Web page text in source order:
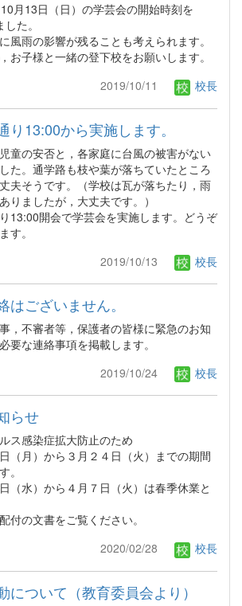
月13日（日）の学芸会の開始時刻を
た。
風雨の影響が残ることも考えられます。
お子様と一緒の登下校をお願いします。
2019/10/11 校長
り13:00から実施します。
童の安否と，各家庭に台風の被害がない
た。通学路も枝や葉が落ちていたところ
夫そうです。（学校は瓦が落ちたり，雨
りましたが，大丈夫です。）
13:00開会で学芸会を実施します。どうぞ
す。
2019/10/13 校長
はございません。
，不審者等，保護者の皆様に緊急のお知
要な連絡事項を掲載します。
2019/10/24 校長
らせ
ス感染症拡大防止のため
（月）から３月２４日（火）までの期間
。
（水）から４月７日（火）は春季休業と
付の文書をご覧ください。
2020/02/28 校長
について（教育委員会より）